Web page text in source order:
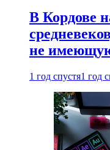
В Кордове
не
1 год спустя1 год